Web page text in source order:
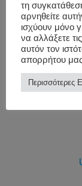
τη
αρνηθείτε
ισχύουν μόνο
να αλλάξετε
αυτόν τον
απορρήτου
Περισσότερες